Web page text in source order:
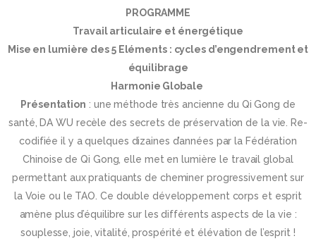
PROGRAMME
Travail articulaire et énergétique
Mise en lumière des 5 Eléments : cycles d’engendrement et
équilibrage
Harmonie Globale
Présentation : une méthode très ancienne du Qi Gong de
santé, DA WU recèle des secrets de préservation de la vie. Re-
codifiée il y a quelques dizaines d’années par la Fédération
Chinoise de Qi Gong, elle met en lumière le travail global
permettant aux pratiquants de cheminer progressivement sur
la Voie ou le TAO. Ce double développement corps et esprit
amène plus d’équilibre sur les différents aspects de la vie :
souplesse, joie, vitalité, prospérité et élévation de l’esprit !